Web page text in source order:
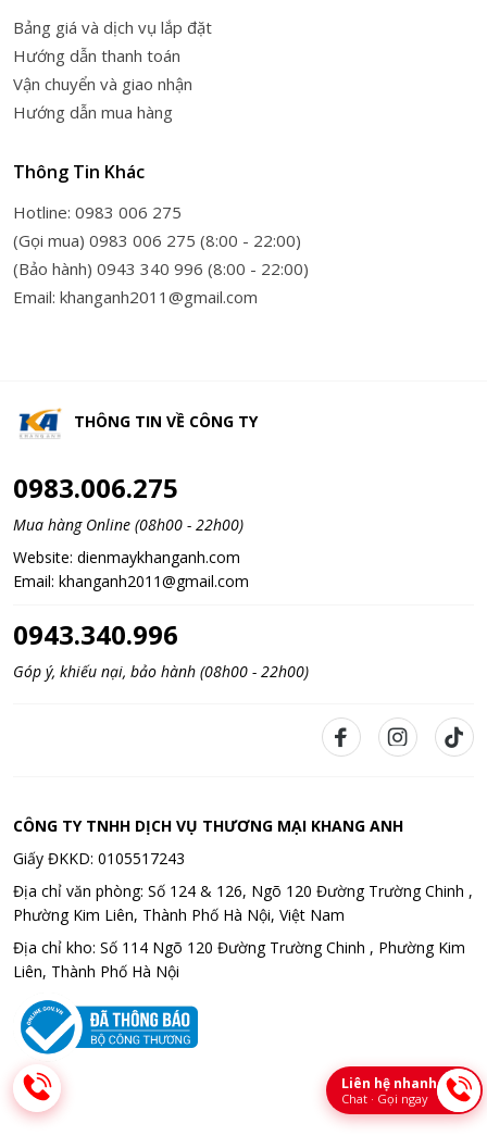
Bảng giá và dịch vụ lắp đặt
Hướng dẫn thanh toán
Vận chuyển và giao nhận
Hướng dẫn mua hàng
Thông Tin Khác
Hotline: 0983 006 275
(Gọi mua) 0983 006 275 (8:00 - 22:00)
(Bảo hành) 0943 340 996 (8:00 - 22:00)
Email: khanganh2011@gmail.com
THÔNG TIN VỀ CÔNG TY
0983.006.275
Mua hàng Online (08h00 - 22h00)
Website: dienmaykhanganh.com
Email: khanganh2011@gmail.com
0943.340.996
Góp ý, khiếu nại, bảo hành (08h00 - 22h00)
CÔNG TY TNHH DỊCH VỤ THƯƠNG MẠI KHANG ANH
Giấy ĐKKD: 0105517243
Địa chỉ văn phòng: Số 124 & 126, Ngõ 120 Đường Trường Chinh ,
Phường Kim Liên, Thành Phố Hà Nội, Việt Nam
Địa chỉ kho: Số 114 Ngõ 120 Đường Trường Chinh , Phường Kim
Liên, Thành Phố Hà Nội
Liên hệ nhanh
Chat · Gọi ngay